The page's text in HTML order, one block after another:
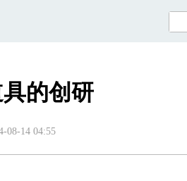
的创研
08-14 04:55